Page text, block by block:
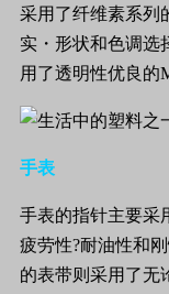
采用了纤维素系列
实 ・ 形状和色调选
用了透明性优良的
手表
手表的指针主要采
疲劳性?耐油性和
的表带则采用了无